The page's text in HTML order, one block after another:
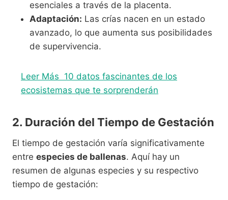
esenciales a través de la placenta.
Adaptación: Las crías nacen en un estado
avanzado, lo que aumenta sus posibilidades
de supervivencia.
Leer Más 10 datos fascinantes de los
ecosistemas que te sorprenderán
2. Duración del Tiempo de Gestación
El tiempo de gestación varía significativamente
entre especies de ballenas. Aquí hay un
resumen de algunas especies y su respectivo
tiempo de gestación: